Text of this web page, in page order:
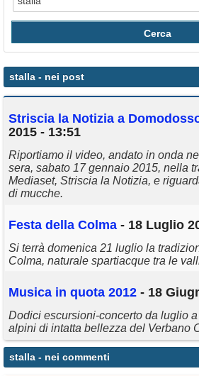
Eventi
Calendario
Annunci
stalla - nei post
Striscia la Notizia a
2015 - 13:51
Riportiamo il video, andato in onda
sera, sabato 17 gennaio 2015, nella
Mediaset, Striscia la Notizia, e
di mucche.
Festa della Colma - 18 Luglio
Si terrà domenica 21 luglio la
Colma, naturale spartiacque tra le
Musica in quota 2012 - 18
Dodici escursioni-concerto da luglio
alpini di intatta bellezza del Verbano
stalla - nei commenti